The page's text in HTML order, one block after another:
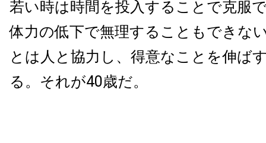
若い時は時間を投入することで克服
体力の低下で無理することもできな
とは人と協力し、得意なことを伸ば
る。それが40歳だ。